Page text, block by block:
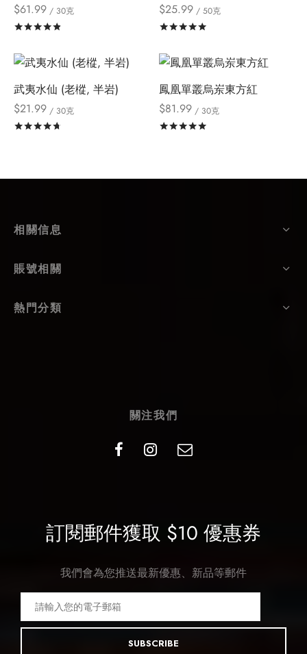
$61.99 / 30克
$25.99/ 50克
武夷水仙 (老樅, 半岩)
$21.99 / 30克
鳳凰單叢烏岽東方紅
$81.99/ 30克
相關信息
賬號相關
熱門分類
關注我們
訂閱郵件獲取 $10 優惠券
我們會為您推送最新優惠、新品等郵件
SUBSCRIBE